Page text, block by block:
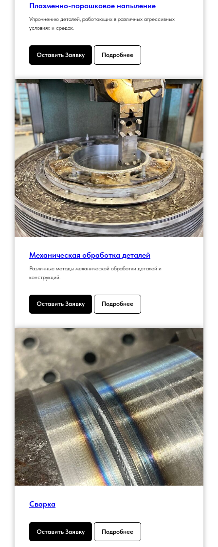
Плазменно-порошковое напыление
Упрочнению деталей, работающих в различных агрессивных
условиях и средах.
Оставить Заявку Подробнее
Механическая обработка деталей
Различные методы механической обработки деталей и
конструкций.
Оставить Заявку Подробнее
Сварка
Оставить Заявку Подробнее